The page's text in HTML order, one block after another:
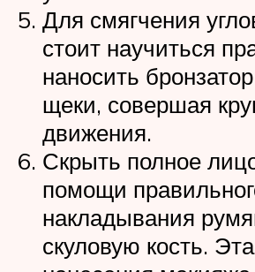
Для смягчения
стоит научиться
наносить
щеки, совершая
движения.
Скрыть полное
помощи
накладывания
скуловую кость.